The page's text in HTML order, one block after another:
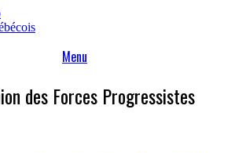
Menu
des Forces Progressistes